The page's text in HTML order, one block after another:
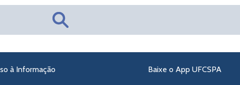
à Informação Baixe o App UFCSPA